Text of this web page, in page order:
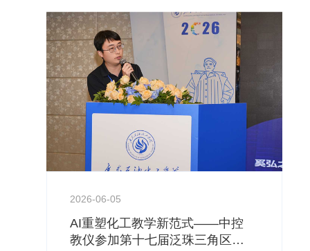
2026-06-05
AI重塑化工教学新范式——中控
教仪参加第十七届泛珠三角区